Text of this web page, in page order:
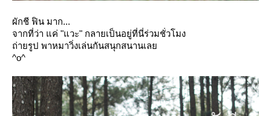
ผักชี ฟิน มาก...
จากที่ว่า แค่ "แวะ" กลายเป็นอยู่ที่นี่ร่วมชั่วโมง
ถ่ายรูป พาหมาวิ่งเล่นกันสนุกสนานเล
^o^